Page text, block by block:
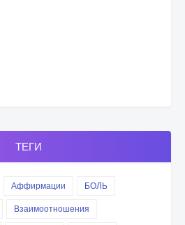
ТЕГИ
Аффирмации
БОЛЬ
Взаимоотношения